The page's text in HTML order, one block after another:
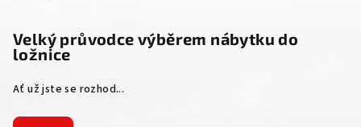
Velký průvodce výběrem nábytku do
ložnice
Ať už jste se rozhod...